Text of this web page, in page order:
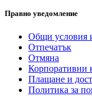
Правно уведомление
Общи условия
Отпечатък
Отмяна
Корпоративни
Плащане и
Политика за